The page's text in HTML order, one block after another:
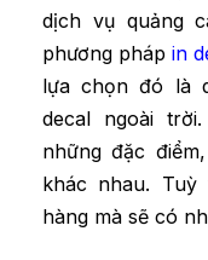
dịch vụ quảng
phương pháp in
lựa chọn đó là
decal ngoài
những đặc
khác nhau.
hàng mà sẽ có